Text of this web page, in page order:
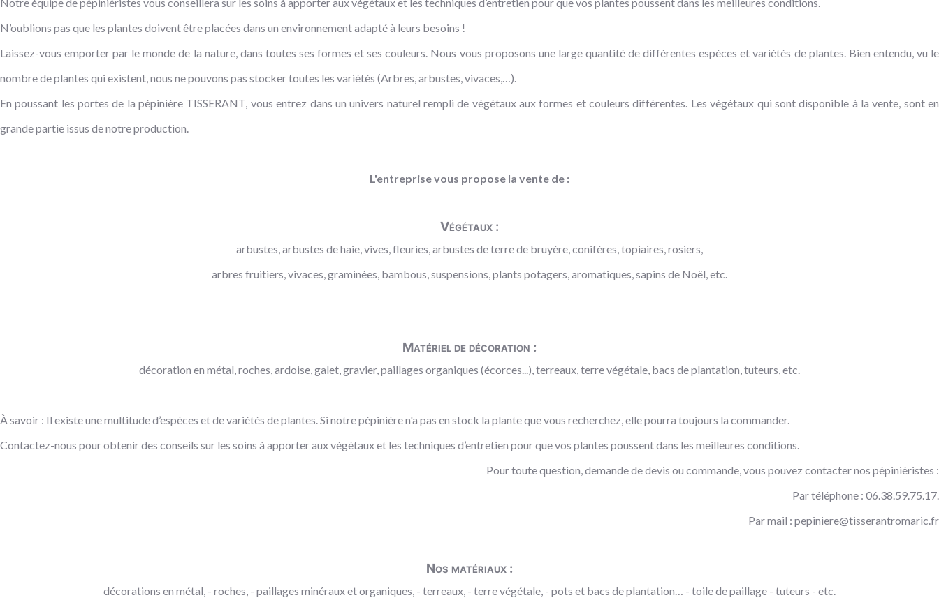
N’oublions pas que les plantes doivent être placées dans un environnement adapté à leurs besoins !
Laissez-vous emporter par le monde de la nature, dans toutes ses formes et ses couleurs. Nous vous proposons une large quantité de différentes espèces et variétés de plantes. Bien entendu, vu le
nombre de plantes qui existent, nous ne pouvons pas stocker toutes les variétés (Arbres, arbustes, vivaces,…).
En poussant les portes de la pépinière TISSERANT, vous entrez dans un univers naturel rempli de végétaux aux formes et couleurs différentes. Les végétaux qui sont disponible à la vente, sont en
grande partie issus de notre production.
L'entreprise vous propose la vente de :
Végétaux :
arbustes, arbustes de haie, vives, fleuries, arbustes de terre de bruyère, conifères, topiaires, rosiers,
arbres fruitiers, vivaces, graminées, bambous, suspensions, plants potagers, aromatiques, sapins de Noël, etc.
Matériel de décoration :
décoration en métal, roches, ardoise, galet, gravier, paillages organiques (écorces...), terreaux, terre végétale, bacs de plantation, tuteurs, etc.
À savoir : Il existe une multitude d’espèces et de variétés de plantes. Si notre pépinière n'a pas en stock la plante que vous recherchez, elle pourra toujours la commander.
Contactez-nous pour obtenir des conseils sur les soins à apporter aux végétaux et les techniques d’entretien pour que vos plantes poussent dans les meilleures conditions.
Pour toute question, demande de devis ou commande, vous pouvez contacter nos pépiniéristes :
Par téléphone : 06.38.59.75.17.
Par mail : pepiniere@tisserantromaric.fr
Nos matériaux :
décorations en métal, - roches, - paillages minéraux et organiques, - terreaux, - terre végétale, - pots et bacs de plantation… - toile de paillage - tuteurs - etc.